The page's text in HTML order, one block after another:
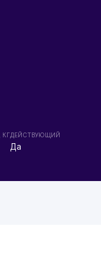
КГДЕЙСТВУЮЩИЙ
Да